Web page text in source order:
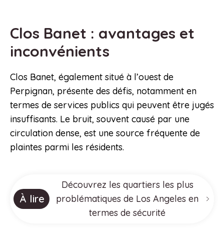
Clos Banet : avantages et
inconvénients
Clos Banet, également situé à l’ouest de
Perpignan, présente des défis, notamment en
termes de services publics qui peuvent être jugés
insuffisants. Le bruit, souvent causé par une
circulation dense, est une source fréquente de
plaintes parmi les résidents.
À lire
Découvrez les quartiers les plus
problématiques de Los Angeles en
termes de sécurité